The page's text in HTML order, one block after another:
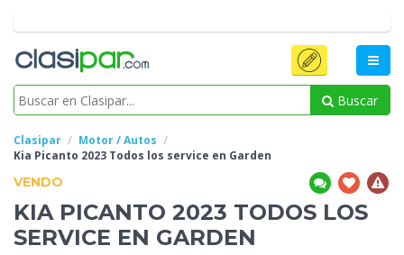
Buscar
Clasipar
Motor / Autos
Kia Picanto 2023 Todos los service en Garden
VENDO
KIA PICANTO 2023 TODOS LOS
SERVICE EN GARDEN